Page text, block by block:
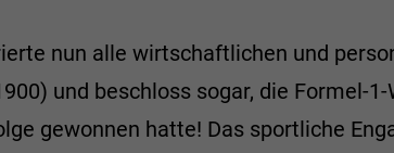
nun alle wirtschaftlichen und
und beschloss sogar, die Formel-
gewonnen hatte! Das sportliche